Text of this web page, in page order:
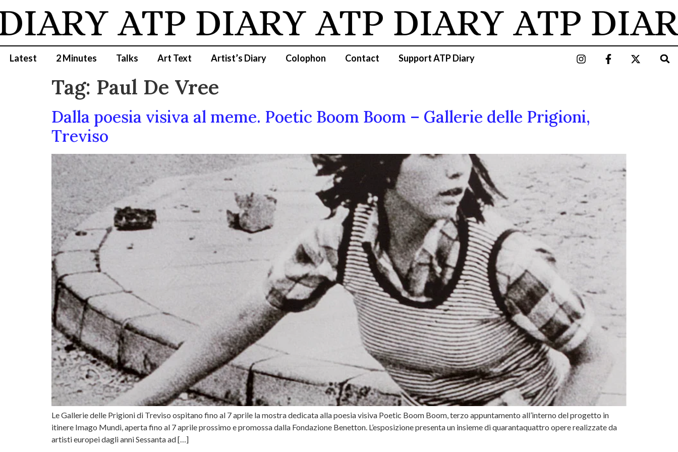
ATP DIARY ATP DIARY ATP
Latest 2 Minutes Talks Art Text Artist’s Diary Colophon Contact Support ATP Diary
Tag: Paul De Vree
Dalla poesia visiva al meme. Poetic Boom Boom – Gallerie delle Prigioni,
Treviso
Le Gallerie delle Prigioni di Treviso ospitano fino al 7 aprile la mostra dedicata alla poesia visiva Poetic Boom Boom, terzo appuntamento all’interno del progetto in
itinere Imago Mundi, aperta fino al 7 aprile prossimo e promossa dalla Fondazione Benetton. L’esposizione presenta un insieme di quarantaquattro opere realizzate da
artisti europei dagli anni Sessanta ad […]